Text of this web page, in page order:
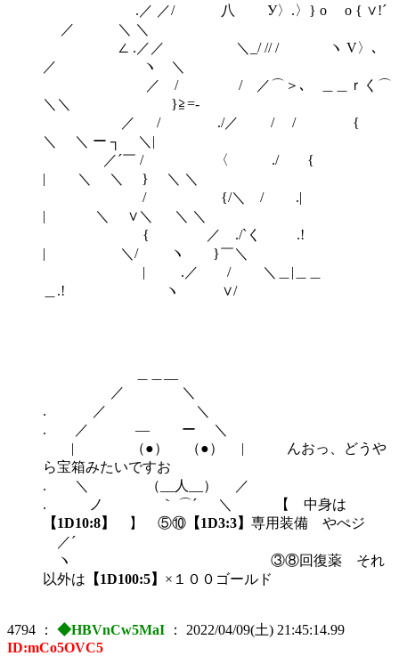
.／ ／/ 八 У〉.〉} o o { ∨!´
／ ＼ ＼
∠ .／／ ＼_/ // / ヽ V〉､
／ ヽ ＼
／ / / ／⌒＞､ ＿＿ｒく⌒
＼＼ }≧=-
／ / ./／ / / {
＼ ＼ ー ┐ ＼|
／´￣ / 〈 ./ {
| ＼ ＼ } ＼ ＼
/ {/＼ / .|
| ＼ ∨＼ ＼ ＼
{ ／ ./`く .!
| ＼/ ヽ }￣＼
| .／ / ＼＿|＿＿
＿.! ヽ ∨/
／ ＼
. ／ ＼
. ／ ― ー ＼
| （●） （●） | んおっ、どうや
ら宝箱みたいですお
. ＼ （__人__） ／
. ノ ｀ ⌒´ ＼ 【 中身は
【1D10:8】
】 ⑤⑩ 【1D3:3】 専用装備 やぺジ
／´
ヽ ③⑧回復薬 それ
以外は 【1D100:5】 ×１００ゴールド
4794 ： ◆HBVnCw5MaI ： 2022/04/09(土) 21:45:14.99
ID:mCo5OVC5